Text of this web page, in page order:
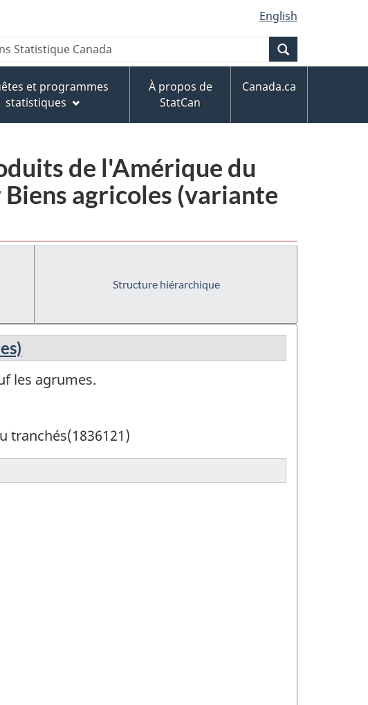
English
et programmes
statistiques
À propos de
StatCan
Canada.ca
de l'Amérique du
agricoles (variante
Structure hiérarchique
les agrumes.
tranchés(1836121)